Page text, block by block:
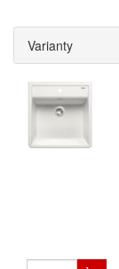
Varianty